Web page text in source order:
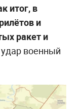
итог, в
и
ракет и
военный